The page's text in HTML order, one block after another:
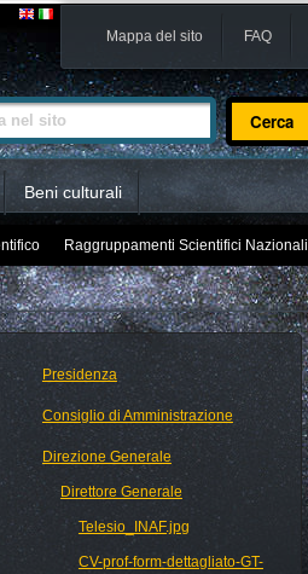
Mappa del sito FAQ
Beni culturali
Raggruppamenti Scientifici Nazionali
Presidenza
Consiglio di Amministrazione
Direzione Generale
Direttore Generale
Telesio_INAF.jpg
CV-prof-form-dettagliato-GT-